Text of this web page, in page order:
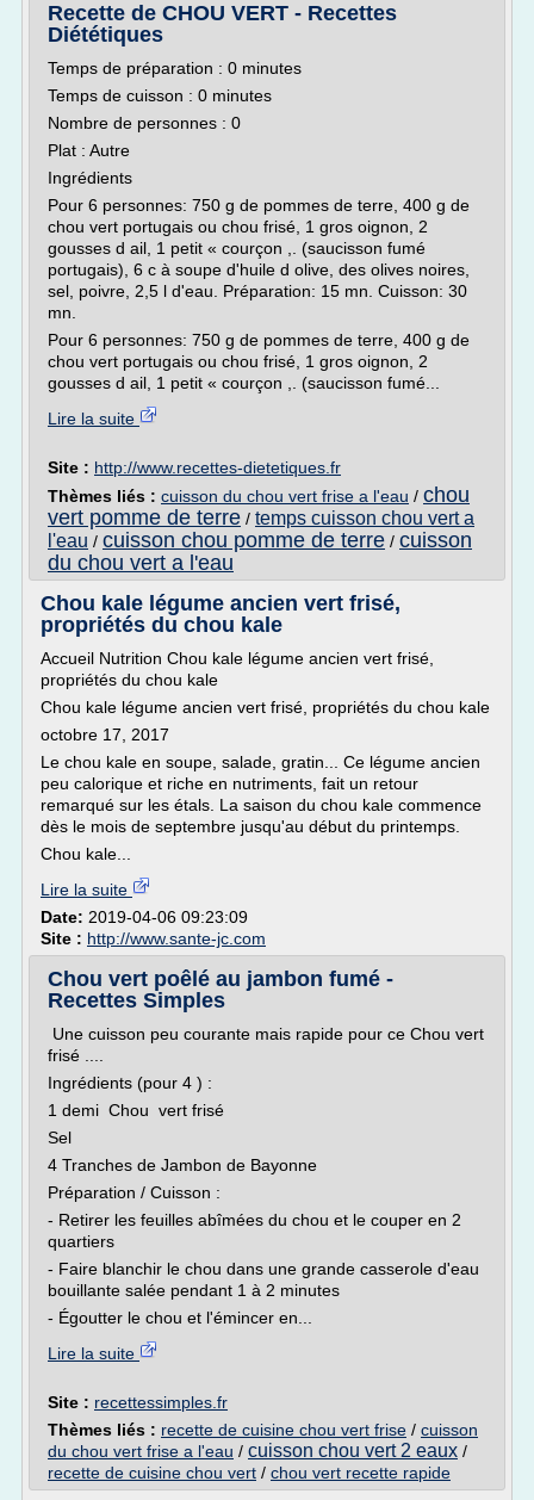
Recette de CHOU VERT - Recettes
Diététiques
Temps de préparation : 0 minutes
Temps de cuisson : 0 minutes
Nombre de personnes : 0
Plat : Autre
Ingrédients
Pour 6 personnes: 750 g de pommes de terre, 400 g de
chou vert portugais ou chou frisé, 1 gros oignon, 2
gousses d ail, 1 petit « courçon ,. (saucisson fumé
portugais), 6 c à soupe d'huile d olive, des olives noires,
sel, poivre, 2,5 l d'eau. Préparation: 15 mn. Cuisson: 30
mn.
Pour 6 personnes: 750 g de pommes de terre, 400 g de
chou vert portugais ou chou frisé, 1 gros oignon, 2
gousses d ail, 1 petit « courçon ,. (saucisson fumé...
Lire la suite
Site : http://www.recettes-dietetiques.fr
Thèmes liés : cuisson du chou vert frise a l'eau / chou
vert pomme de terre / temps cuisson chou vert a
l'eau / cuisson chou pomme de terre / cuisson
du chou vert a l'eau
Chou kale légume ancien vert frisé,
propriétés du chou kale
Accueil Nutrition Chou kale légume ancien vert frisé,
propriétés du chou kale
Chou kale légume ancien vert frisé, propriétés du chou kale
octobre 17, 2017
Le chou kale en soupe, salade, gratin... Ce légume ancien
peu calorique et riche en nutriments, fait un retour
remarqué sur les étals. La saison du chou kale commence
dès le mois de septembre jusqu'au début du printemps.
Chou kale...
Lire la suite
Date: 2019-04-06 09:23:09
Site : http://www.sante-jc.com
Chou vert poêlé au jambon fumé -
Recettes Simples
Une cuisson peu courante mais rapide pour ce Chou vert
frisé ....
Ingrédients (pour 4 ) :
1 demi Chou vert frisé
Sel
4 Tranches de Jambon de Bayonne
Préparation / Cuisson :
- Retirer les feuilles abîmées du chou et le couper en 2
quartiers
- Faire blanchir le chou dans une grande casserole d'eau
bouillante salée pendant 1 à 2 minutes
- Égoutter le chou et l'émincer en...
Lire la suite
Site : recettessimples.fr
Thèmes liés : recette de cuisine chou vert frise / cuisson
du chou vert frise a l'eau / cuisson chou vert 2 eaux /
recette de cuisine chou vert / chou vert recette rapide